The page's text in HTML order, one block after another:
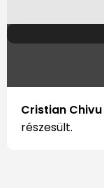
Cristian Chivu
részesült.